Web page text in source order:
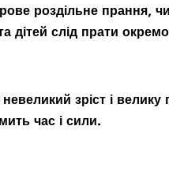
роздільне
дітей слід прати
зріст і
час і сили.